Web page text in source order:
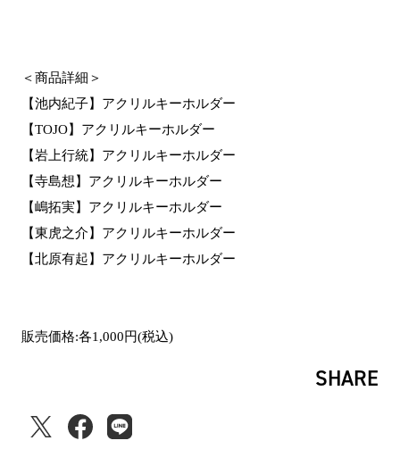
＜商品詳細＞
【池内紀子】アクリルキーホルダー
【TOJO】アクリルキーホルダー
【岩上行統】アクリルキーホルダー
【寺島想】アクリルキーホルダー
【嶋拓実】アクリルキーホルダー
【東虎之介】アクリルキーホルダー
【北原有起】アクリルキーホルダー
販売価格:各1,000円(税込)
SHARE